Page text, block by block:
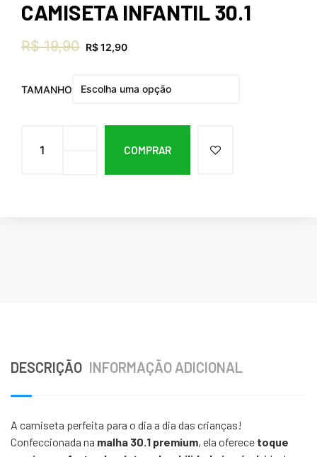
CAMISETA INFANTIL 30.1
R$19,90 R$12,90
TAMANHO
COMPRAR
DESCRIÇÃO INFORMAÇÃO ADICIONAL
A camiseta perfeita para o dia a dia das crianças!
Confeccionada na malha 30.1 premium, ela oferece toque